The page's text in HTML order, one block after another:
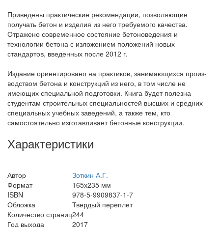
Приведены практические рекомендации, позволяющие
получать бетон и изделия из него требуемого качества.
Отражено современное состояние бетоноведения и
технологии бетона с изложением поло­жений новых
стандартов, введенных после 2012 г.
Издание ориентировано на практиков, занимающихся произ­
водством бетона и конструкций из него, в том числе не
имеющих специальной подготовки. Книга будет полезна
студентам строитель­ных специальностей высших и средних
специальных учебных за­ведений, а также тем, кто
самостоятельно изготавливает бетонные конструкции.
Характеристики
Автор
Зоткин А.Г.
Формат
165х235 мм
ISBN
978-5-9909837-1-7
Обложка
Твердый переплет
Количество страниц244
Год выхода
2017